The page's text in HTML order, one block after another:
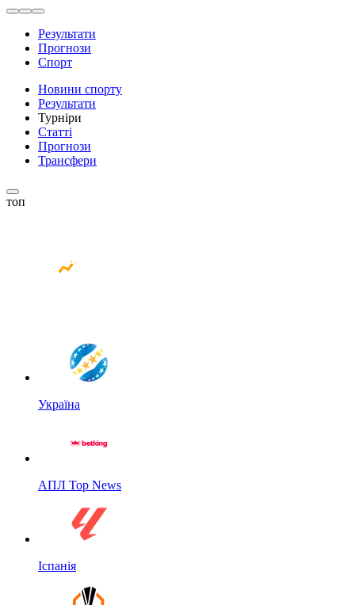
Результати
Прогнози
Спорт
Новини спорту
Результати
Турніри
Статті
Прогнози
Трансфери
топ
Україна
АПЛ Top News
Іспанія